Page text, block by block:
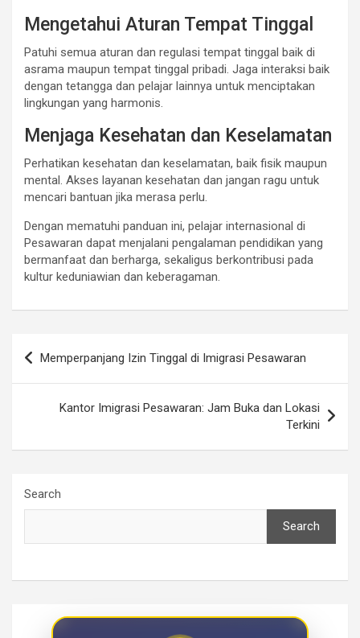
Mengetahui Aturan Tempat Tinggal
Patuhi semua aturan dan regulasi tempat tinggal baik di
asrama maupun tempat tinggal pribadi. Jaga interaksi baik
dengan tetangga dan pelajar lainnya untuk menciptakan
lingkungan yang harmonis.
Menjaga Kesehatan dan Keselamatan
Perhatikan kesehatan dan keselamatan, baik fisik maupun
mental. Akses layanan kesehatan dan jangan ragu untuk
mencari bantuan jika merasa perlu.
Dengan mematuhi panduan ini, pelajar internasional di
Pesawaran dapat menjalani pengalaman pendidikan yang
bermanfaat dan berharga, sekaligus berkontribusi pada
kultur keduniawian dan keberagaman.
Post
navigation
Memperpanjang Izin Tinggal di Imigrasi Pesawaran
Kantor Imigrasi Pesawaran: Jam Buka dan Lokasi
Terkini
Search
Search